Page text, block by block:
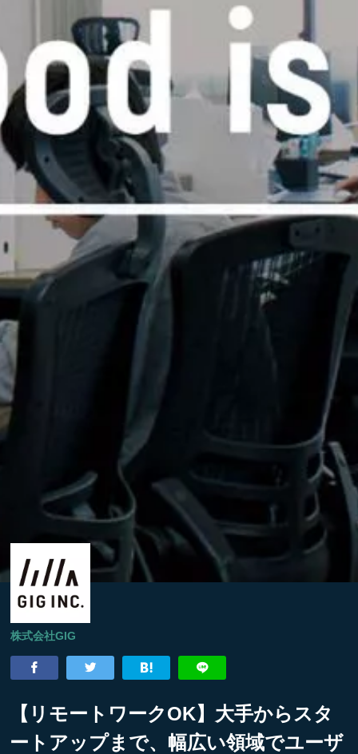
株式会社GIG
【リモートワークOK】大手からスタ
ートアップまで、幅広い領域でユーザ